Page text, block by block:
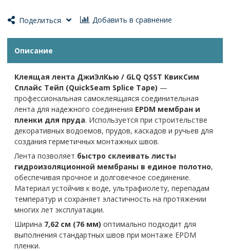
Поделиться Добавить в сравнение
Описание
Клеящая лента ДжиЭлКью / GLQ QSST КвикСим
Сплайс Тейп (QuickSeam Splice Tape) —
профессиональная самоклеящаяся соединительная
лента для надежного соединения EPDM мембран и
пленки для пруда. Используется при строительстве
декоративных водоемов, прудов, каскадов и ручьев для
создания герметичных монтажных швов.
Лента позволяет быстро склеивать листы
гидроизоляционной мембраны в единое полотно,
обеспечивая прочное и долговечное соединение.
Материал устойчив к воде, ультрафиолету, перепадам
температур и сохраняет эластичность на протяжении
многих лет эксплуатации.
Ширина 7,62 см (76 мм) оптимально подходит для
выполнения стандартных швов при монтаже EPDM
пленки.